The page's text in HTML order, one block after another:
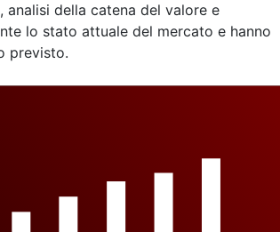
della catena del valore e
lo stato attuale del mercato e hanno
previsto.